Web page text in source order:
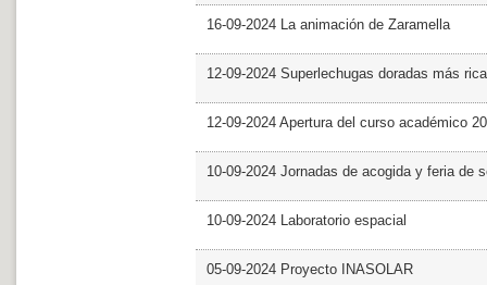
16-09-2024 La animación de Zaramella
12-09-2024 Superlechugas doradas más
12-09-2024 Apertura del curso académico
10-09-2024 Jornadas de acogida y feria de
10-09-2024 Laboratorio espacial
05-09-2024 Proyecto INASOLAR